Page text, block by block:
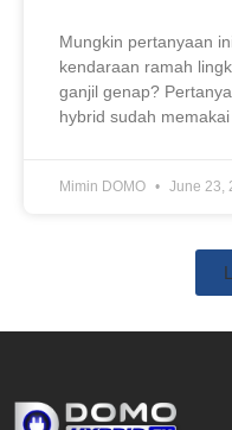
Mungkin pertanyaan
kendaraan ramah
ganjil genap?
hybrid sudah
Mimin DOMO June 23,